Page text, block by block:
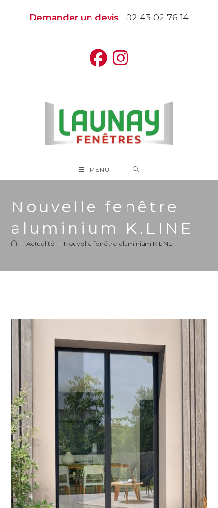
Demander un devis 02 43 02 76 14
MENU
Nouvelle fenêtre
aluminium K.LINE
> Actualité > Nouvelle fenêtre aluminium K.LINE